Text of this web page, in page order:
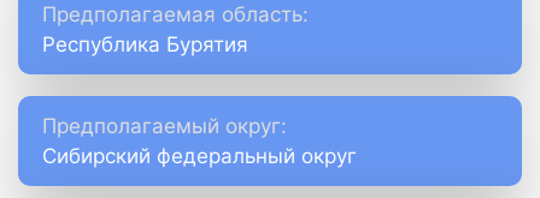
Предполагаемая область:
Республика Бурятия
Предполагаемый округ:
Сибирский федеральный округ